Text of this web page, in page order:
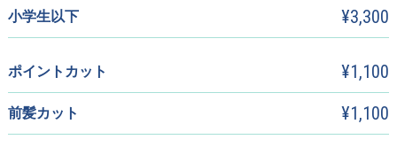
小学生以下 ¥3,300
ポイントカット ¥1,100
前髪カット ¥1,100